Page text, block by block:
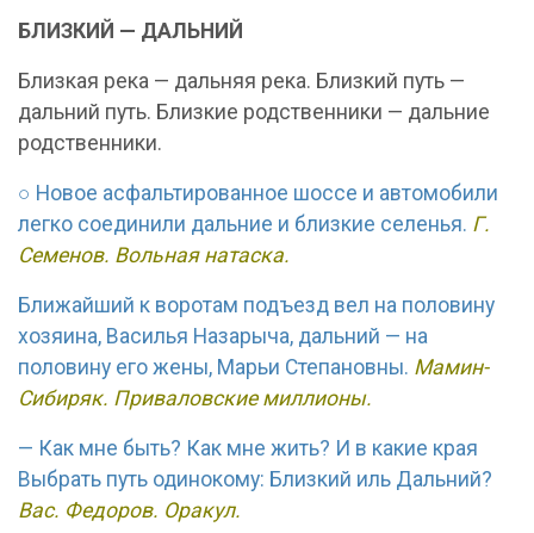
БЛИЗКИЙ — ДАЛЬНИЙ
Близкая река — дальняя река. Близкий путь —
дальний путь. Близкие родственники — дальние
родственники.
○ Новое асфальтированное шоссе и автомобили
легко соединили дальние и близкие селенья. Г.
Семенов. Вольная натаска.
Ближайший к воротам подъезд вел на половину
хозяина, Василья Назарыча, дальний — на
половину его жены, Марьи Степановны. Мамин-
Сибиряк. Приваловские миллионы.
— Как мне быть? Как мне жить? И в какие края
Выбрать путь одинокому: Близкий иль Дальний?
Вас. Федоров. Оракул.